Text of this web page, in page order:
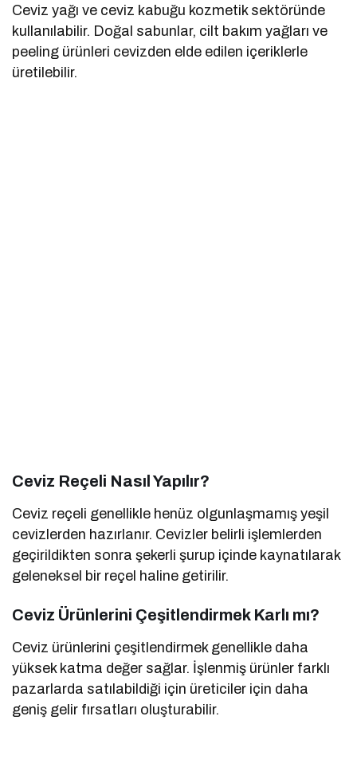
Ceviz yağı ve ceviz kabuğu kozmetik sektöründe
kullanılabilir. Doğal sabunlar, cilt bakım yağları ve
peeling ürünleri cevizden elde edilen içeriklerle
üretilebilir.
Ceviz Reçeli Nasıl Yapılır?
Ceviz reçeli genellikle henüz olgunlaşmamış yeşil
cevizlerden hazırlanır. Cevizler belirli işlemlerden
geçirildikten sonra şekerli şurup içinde kaynatılarak
geleneksel bir reçel haline getirilir.
Ceviz Ürünlerini Çeşitlendirmek Karlı mı?
Ceviz ürünlerini çeşitlendirmek genellikle daha
yüksek katma değer sağlar. İşlenmiş ürünler farklı
pazarlarda satılabildiği için üreticiler için daha
geniş gelir fırsatları oluşturabilir.